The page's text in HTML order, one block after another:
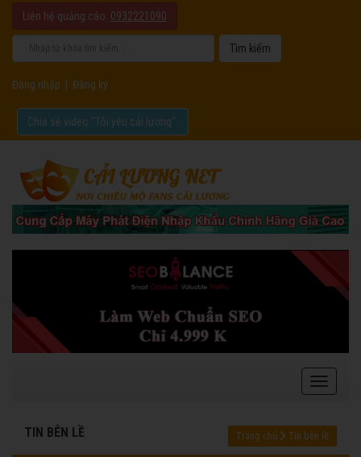
Liên hệ quảng cáo: 0932221090
Đăng nhập Đăng ký
Chia sẻ video "Tôi yêu cải lương".
TIN BÊN LỀ Trang chủ Tin bên lề